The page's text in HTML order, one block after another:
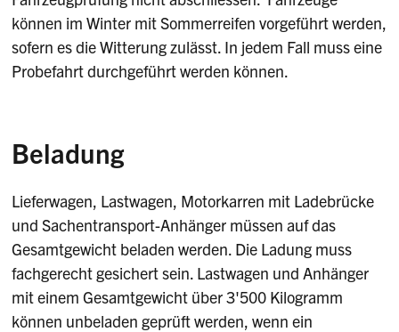
können im Winter mit Sommerreifen vorgeführt werden,
sofern es die Witterung zulässt. In jedem Fall muss eine
Probefahrt durchgeführt werden können.
Beladung
Lieferwagen, Lastwagen, Motorkarren mit Ladebrücke
und Sachentransport-Anhänger müssen auf das
Gesamtgewicht beladen werden. Die Ladung muss
fachgerecht gesichert sein. Lastwagen und Anhänger
mit einem Gesamtgewicht über 3'500 Kilogramm
können unbeladen geprüft werden, wenn ein